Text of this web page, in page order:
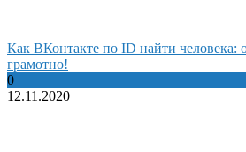
Как ВКонтакте по ID найти человека:
грамотно!
0
12.11.2020